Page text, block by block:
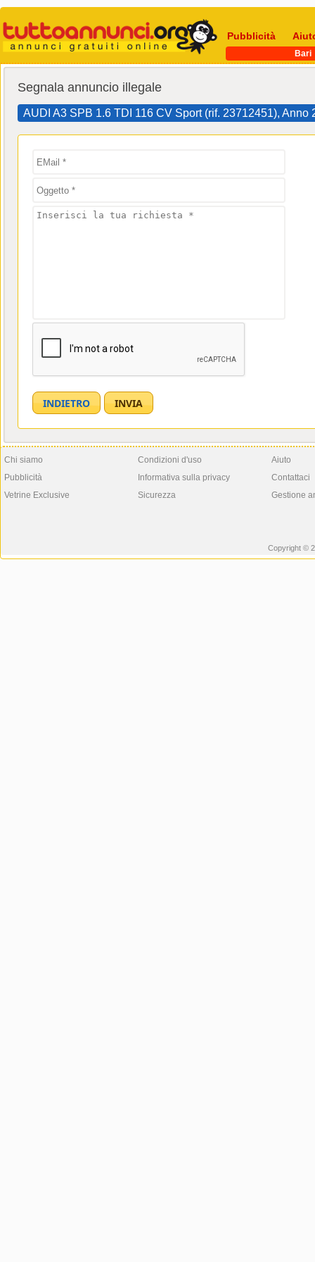
Pubblicità
Bari
Segnala annuncio illegale
AUDI A3 SPB 1.6 TDI 116 CV Sport (rif. 23712451), Anno
Chi siamo
Pubblicità
Vetrine Exclusive
Condizioni d'uso
Informativa sulla privacy
Sicurezza
Aiuto
Contattaci
Gestione
Copyright ©